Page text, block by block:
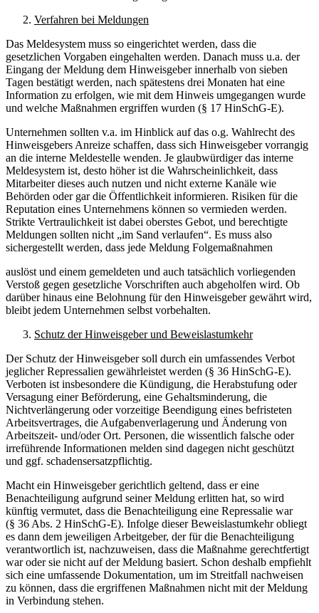
Verfahren bei Meldungen
Das Meldesystem muss so eingerichtet werden, dass die
gesetzlichen Vorgaben eingehalten werden. Danach muss u.a. der
Eingang der Meldung dem Hinweisgeber innerhalb von sieben
Tagen bestätigt werden, nach spätestens drei Monaten hat eine
Information zu erfolgen, wie mit dem Hinweis umgegangen wurde
und welche Maßnahmen ergriffen wurden (§ 17 HinSchG-E).
Unternehmen sollten v.a. im Hinblick auf das o.g. Wahlrecht des
Hinweisgebers Anreize schaffen, dass sich Hinweisgeber vorrangig
an die interne Meldestelle wenden. Je glaubwürdiger das interne
Meldesystem ist, desto höher ist die Wahrscheinlichkeit, dass
Mitarbeiter dieses auch nutzen und nicht externe Kanäle wie
Behörden oder gar die Öffentlichkeit informieren. Risiken für die
Reputation eines Unternehmens können so vermieden werden.
Strikte Vertraulichkeit ist dabei oberstes Gebot, und berechtigte
Meldungen sollten nicht „im Sand verlaufen“. Es muss also
sichergestellt werden, dass jede Meldung Folgemaßnahmen
auslöst und einem gemeldeten und auch tatsächlich vorliegenden
Verstoß gegen gesetzliche Vorschriften auch abgeholfen wird. Ob
darüber hinaus eine Belohnung für den Hinweisgeber gewährt wird,
bleibt jedem Unternehmen selbst vorbehalten.
Schutz der Hinweisgeber und Beweislastumkehr
Der Schutz der Hinweisgeber soll durch ein umfassendes Verbot
jeglicher Repressalien gewährleistet werden (§ 36 HinSchG-E).
Verboten ist insbesondere die Kündigung, die Herabstufung oder
Versagung einer Beförderung, eine Gehaltsminderung, die
Nichtverlängerung oder vorzeitige Beendigung eines befristeten
Arbeitsvertrages, die Aufgabenverlagerung und Änderung von
Arbeitszeit- und/oder Ort. Personen, die wissentlich falsche oder
irreführende Informationen melden sind dagegen nicht geschützt
und ggf. schadensersatzpflichtig.
Macht ein Hinweisgeber gerichtlich geltend, dass er eine
Benachteiligung aufgrund seiner Meldung erlitten hat, so wird
künftig vermutet, dass die Benachteiligung eine Repressalie war
(§ 36 Abs. 2 HinSchG-E). Infolge dieser Beweislastumkehr obliegt
es dann dem jeweiligen Arbeitgeber, der für die Benachteiligung
verantwortlich ist, nachzuweisen, dass die Maßnahme gerechtfertigt
war oder sie nicht auf der Meldung basiert. Schon deshalb empfiehlt
sich eine umfassende Dokumentation, um im Streitfall nachweisen
zu können, dass die ergriffenen Maßnahmen nicht mit der Meldung
in Verbindung stehen.